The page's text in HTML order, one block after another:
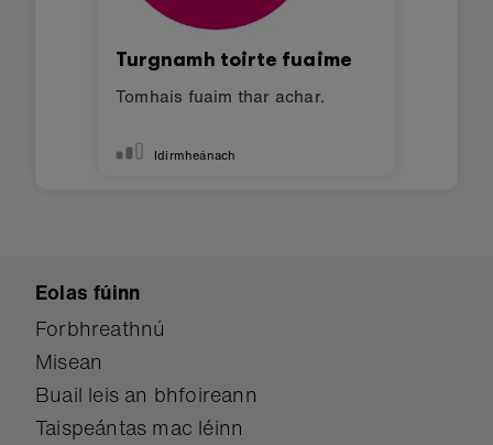
Turgnamh toirte fuaime
Tomhais fuaim thar achar.
Idirmheánach
Eolas fúinn
Forbhreathnú
Misean
Buail leis an bhfoireann
Taispeántas mac léinn